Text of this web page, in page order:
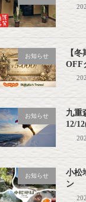
お知らせ
【
OFF
お知らせ
九重
12/
お知らせ
小松
ン